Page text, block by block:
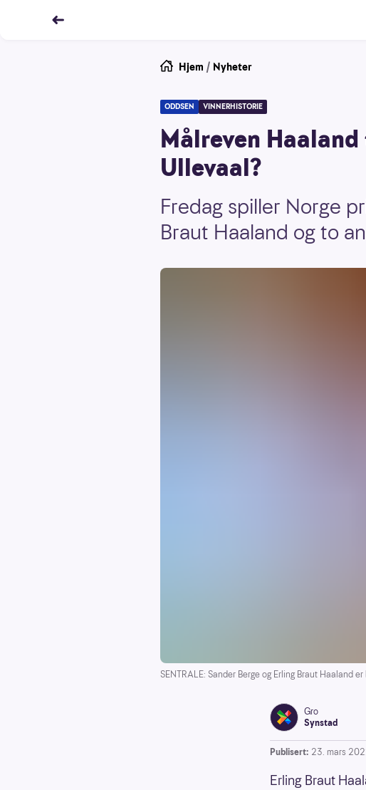
Hjem / Nyheter
ODDSEN VINNERHISTORIE
Målreven
Ullevaal?
Fredag spiller Norge
Braut Haaland og to
SENTRALE: Sander Berge og Erling Braut Haaland
Gro
Synstad
Publisert: 23. mars
Erling Braut